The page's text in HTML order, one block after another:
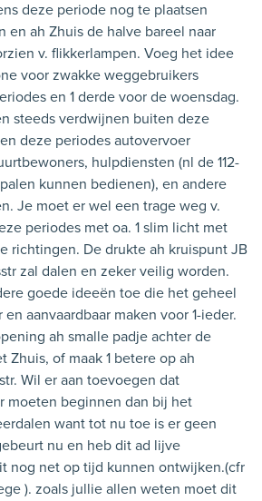
deze periode nog te plaatsen
en ah Zhuis de halve bareel naar
v. flikkerlampen. Voeg het idee
voor zwakke weggebruikers
en 1 derde voor de woensdag.
steeds verdwijnen buiten deze
deze periodes autovervoer
hulpdiensten (nl de 112-
kunnen bedienen), en andere
Je moet er wel een trage weg v.
periodes met oa. 1 slim licht met
richtingen. De drukte ah kruispunt JB
zal dalen en zeker veilig worden.
goede ideeën toe die het geheel
aanvaardbaar maken voor 1-ieder.
ah smalle padje achter de
Zhuis, of maak 1 betere op ah
Wil er aan toevoegen dat
moeten beginnen dan bij het
want tot nu toe is er geen
nu en heb dit ad lijve
nog net op tijd kunnen ontwijken.(cfr
). zoals jullie allen weten moet dit